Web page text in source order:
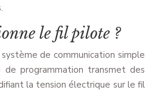
le fil pilote ?
de communication simple
de programmation transmet des
la tension électrique sur le fil